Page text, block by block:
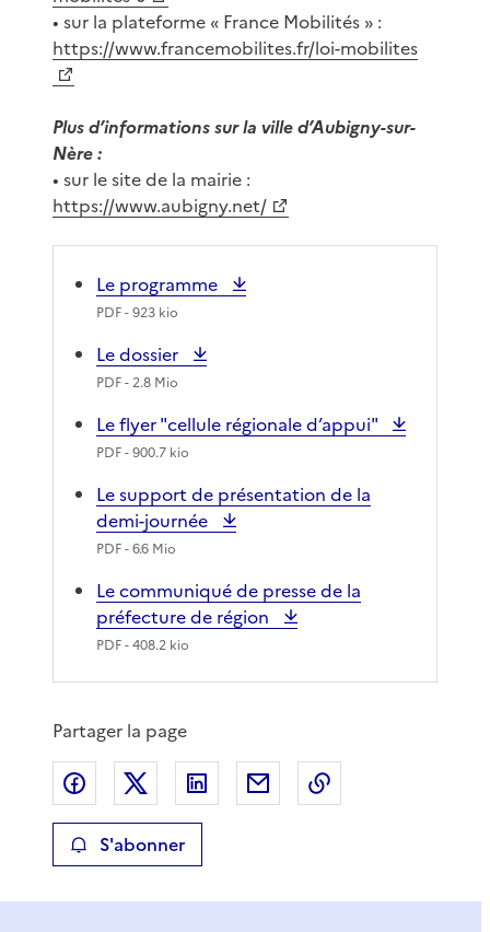
• sur la plateforme « France Mobilités » :
https://www.francemobilites.fr/loi-mobilites
Plus d’informations sur la ville d’Aubigny-sur-
Nère :
• sur le site de la mairie :
https://www.aubigny.net/
Le programme
PDF- 923 kio
Le dossier
PDF- 2.8 Mio
Le flyer "cellule régionale d’appui"
PDF- 900.7 kio
Le support de présentation de la
demi-journée
PDF- 6.6 Mio
Le communiqué de presse de la
préfecture de région
PDF- 408.2 kio
Partager la page
Partager sur Facebook
Partager sur XPartager sur LinkedIn
Partager par email
S'abonner